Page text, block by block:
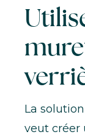
La
veut créer